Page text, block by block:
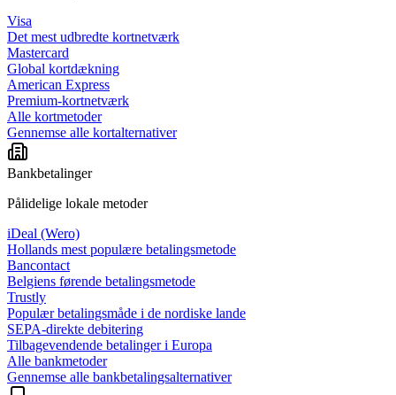
Visa
Det mest udbredte kortnetværk
Mastercard
Global kortdækning
American Express
Premium-kortnetværk
Alle kortmetoder
Gennemse alle kortalternativer
Bankbetalinger
Pålidelige lokale metoder
iDeal (Wero)
Hollands mest populære betalingsmetode
Bancontact
Belgiens førende betalingsmetode
Trustly
Populær betalingsmåde i de nordiske lande
SEPA-direkte debitering
Tilbagevendende betalinger i Europa
Alle bankmetoder
Gennemse alle bankbetalingsalternativer